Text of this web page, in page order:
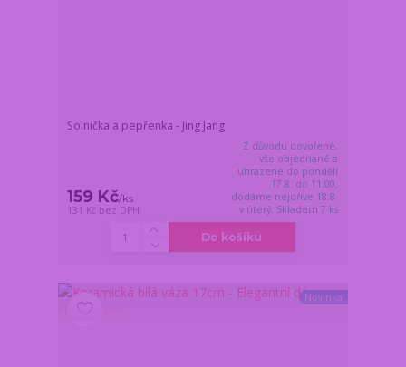
Solnička a pepřenka - Jing Jang
159 Kč/ks
131 Kč bez DPH
Z důvodu dovolené,
vše objednané a
uhrazené do pondělí
17.8. do 11:00,
dodáme nejdříve 18.8.
v úterý. Skladem 7 ks
Do košíku
Novinka